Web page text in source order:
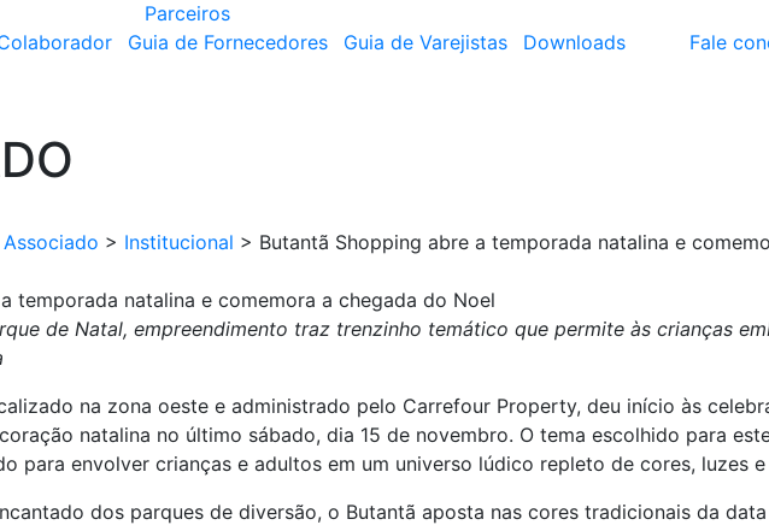
Parceiros
Guia de Fornecedores Guia de Varejistas Downloads
Fale
> Institucional > Butantã Shopping abre a temporada natalina e
temporada natalina e comemora a chegada do Noel
de Natal, empreendimento traz trenzinho temático que permite às crianças
na zona oeste e administrado pelo Carrefour Property, deu início às
natalina no último sábado, dia 15 de novembro. O tema escolhido para
para envolver crianças e adultos em um universo lúdico repleto de cores, luzes
dos parques de diversão, o Butantã aposta nas cores tradicionais da